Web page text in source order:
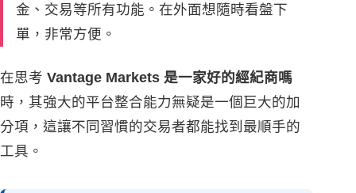
金、交易等所有功能。在外面想隨時看盤下
單，非常方便。
在思考 Vantage Markets 是一家好的經紀商嗎
時，其強大的平台整合能力無疑是一個巨大的加
分項，這讓不同習慣的交易者都能找到最順手的
工具。